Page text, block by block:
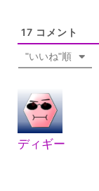
17 コメント
"いいね"順
ディギー